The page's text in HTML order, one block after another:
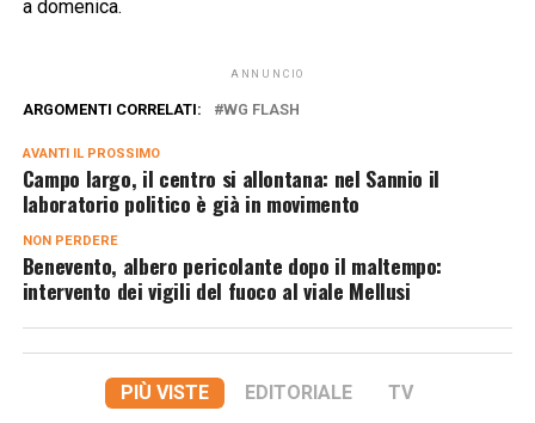
a domenica.
ANNUNCIO
ARGOMENTI CORRELATI: WG FLASH
AVANTI IL ​​PROSSIMO
Campo largo, il centro si allontana: nel Sannio il
laboratorio politico è già in movimento
NON PERDERE
Benevento, albero pericolante dopo il maltempo:
intervento dei vigili del fuoco al viale Mellusi
PIÙ VISTE EDITORIALE TV